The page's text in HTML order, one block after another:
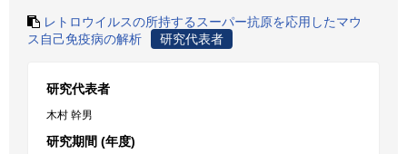
レトロウイルスの所持するスーパー抗原を応用したマウ
ス自己免疫病の解析
研究代表者
研究代表者
木村 幹男
研究期間 (年度)